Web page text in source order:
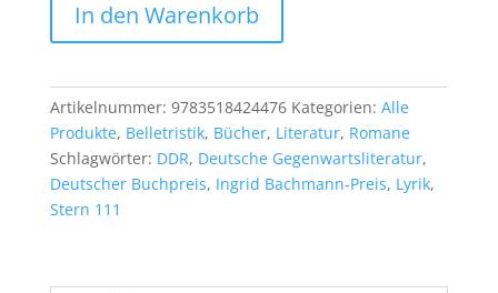
Seiler:
Kruso
In den Warenkorb
Artikelnummer: 9783518424476 Kategorien: Alle
Produkte, Belletristik, Bücher, Literatur, Romane
Schlagwörter: DDR, Deutsche Gegenwartsliteratur,
Deutscher Buchpreis, Ingrid Bachmann-Preis, Lyrik,
Stern 111